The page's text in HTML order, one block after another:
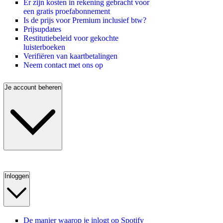
Er zijn kosten in rekening gebracht voor
een gratis proefabonnement
Is de prijs voor Premium inclusief btw?
Prijsupdates
Restitutiebeleid voor gekochte
luisterboeken
Verifiëren van kaartbetalingen
Neem contact met ons op
Je account beheren
Inloggen
De manier waarop je inlogt op Spotify